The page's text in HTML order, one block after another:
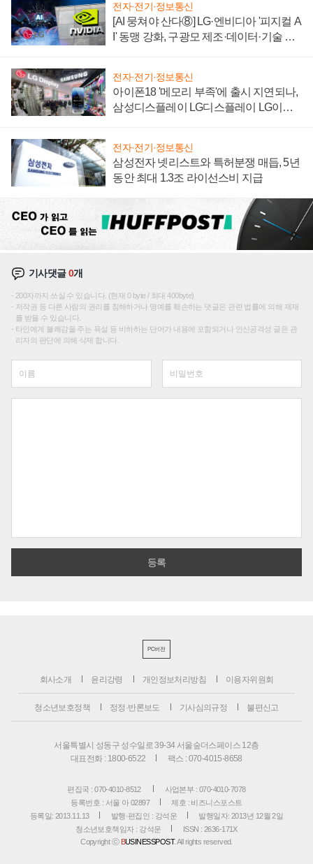
전자·전기·정보통신
[AI 뭉쳐야 산다⑧] LG·엔비디아 '피지컬 A
I' 동맹 강화, 구광모 제조·데이터·기술 결
전자·전기·정보통신
아이폰18 '메모리 부족'에 출시 지연되나,
삼성디스플레이 LG디스플레이 LG이노
전자·전기·정보통신
삼성전자 넷리스트와 특허분쟁 매듭, 5년
동안 최대 1.3조 라이선스비 지급
기사댓글0개
200자까지 쓰실 수 있습니다. (현재 0 byte / 최대 400byte)
저작권 등 다른 사람의 권리를 침해하거나 명예를 훼손하는 댓글은 관련 법률에 의해 제재
를 받을 수 있습니다.
타인에게 불쾌감을 주는 욕설 등 비하하는 단어가 내용에 포함되거나 인신공격성 글은 관
리자의 판단에 의해 삭제 합니다.
PC버전
회사소개 윤리강령 개인정보처리방침 이용자위원회
청소년보호정책 정정·반론보도 기사심의규정 불편신고
서울특별시 성동구 성수일로 39-34 서울숲더스페이스 12층
대표전화 : 1800-6522
팩스 : 070-4015-8658
편집국 : 070-4010-8512
사업본부 : 070-4010-7078
등록번호 : 서울 아 02897
제호 : 비즈니스포스트
등록일: 2013.11.13
발행·편집인 : 강석운
발행일자: 2013년 12월 2일
청소년보호책임자 : 강석운
ISSN : 2636-171X
Copyright ⓒ BUSINESSPOST. All rights reserved.